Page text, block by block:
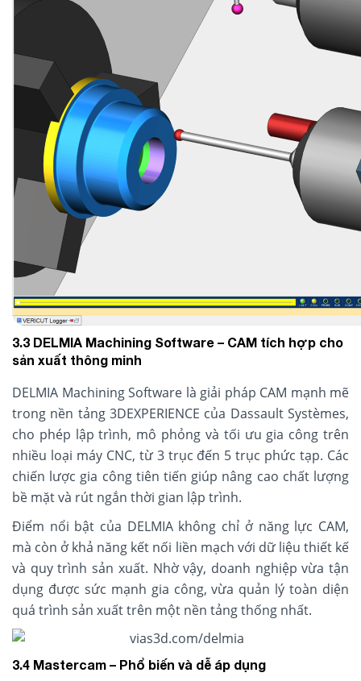
3.3 DELMIA Machining Software – CAM tích hợp cho
sản xuất thông minh
DELMIA Machining Software là giải pháp CAM mạnh mẽ
trong nền tảng 3DEXPERIENCE của Dassault Systèmes,
cho phép lập trình, mô phỏng và tối ưu gia công trên
nhiều loại máy CNC, từ 3 trục đến 5 trục phức tạp. Các
chiến lược gia công tiên tiến giúp nâng cao chất lượng
bề mặt và rút ngắn thời gian lập trình.
Điểm nổi bật của DELMIA không chỉ ở năng lực CAM,
mà còn ở khả năng kết nối liền mạch với dữ liệu thiết kế
và quy trình sản xuất. Nhờ vậy, doanh nghiệp vừa tận
dụng được sức mạnh gia công, vừa quản lý toàn diện
quá trình sản xuất trên một nền tảng thống nhất.
3.4 Mastercam – Phổ biến và dễ áp dụng